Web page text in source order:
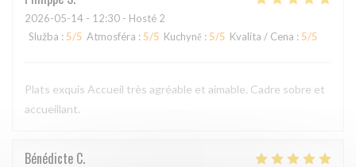
2026-05-14 - 12:30 - Hosté 2
Služba : 5/5 Atmosféra : 5/5 Kuchyně : 5/5 Kvalita / Cena : 5/5
Plats exquis Accueil très agréable et aimable. Cadre sobre et
accueillant.
Bénédicte C